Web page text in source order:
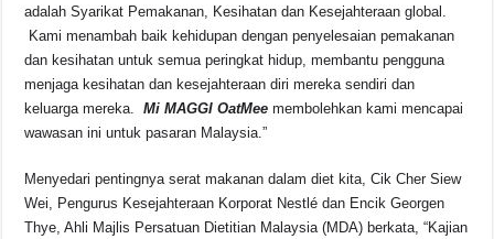
adalah Syarikat Pemakanan, Kesihatan dan Kesejahteraan global.
Kami menambah baik kehidupan dengan penyelesaian pemakanan
dan kesihatan untuk semua peringkat hidup, membantu pengguna
menjaga kesihatan dan kesejahteraan diri mereka sendiri dan
keluarga mereka.Mi MAGGI OatMee membolehkan kami mencapai
wawasan ini untuk pasaran Malaysia.”
Menyedari pentingnya serat makanan dalam diet kita, Cik Cher Siew
Wei, Pengurus Kesejahteraan Korporat Nestlé dan Encik Georgen
Thye, Ahli Majlis Persatuan Dietitian Malaysia (MDA) berkata, “Kajian